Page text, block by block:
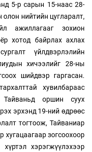
5-р сарын 15-наас 28-
нийтийн цугларалт,
ажиллагааг зохион
хотод байрлах ахлах
үйлдвэрлэлийн
хичээлийг 28-ны
шийдвэр гаргасан.
хувилбараас
Тайваньд оршин суух
эрхэнд 19-ний өдрөөс
тогтоож, Тайваниар
хугацаагаар зогсоохоор
хэрэгжүүлэхээр